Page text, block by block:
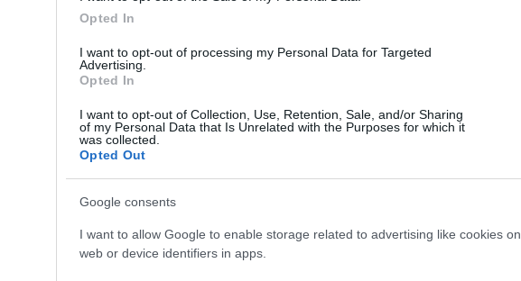
Opted In
I want to opt-out of processing my Personal Data for Targeted
Advertising.
Opted In
I want to opt-out of Collection, Use, Retention, Sale, and/or Sharing
of my Personal Data that Is Unrelated with the Purposes for which it
was collected.
Opted Out
Google consents
I want to allow Google to enable storage related to advertising like cookies on
web or device identifiers in apps.
cegléd,ceglédi rendőrkapitányság , ezredes rendőrkapitány